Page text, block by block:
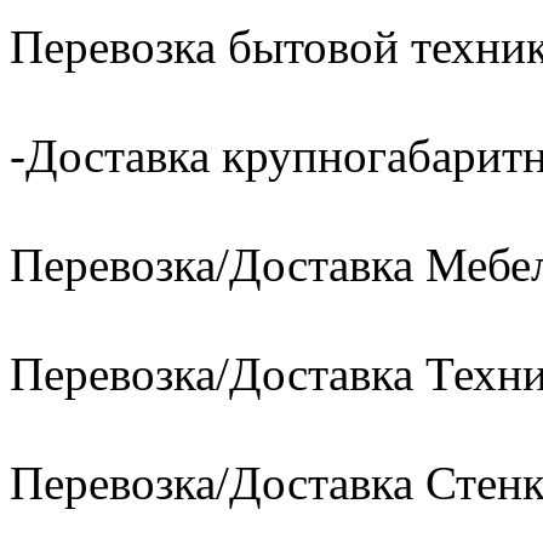
Перевозка бытовой
-Доставка
Перевозка/Доставка
Перевозка/Доставка
Перевозка/Доставка